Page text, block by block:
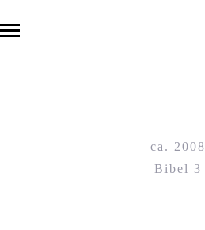
ca. 2008
Bibel 3